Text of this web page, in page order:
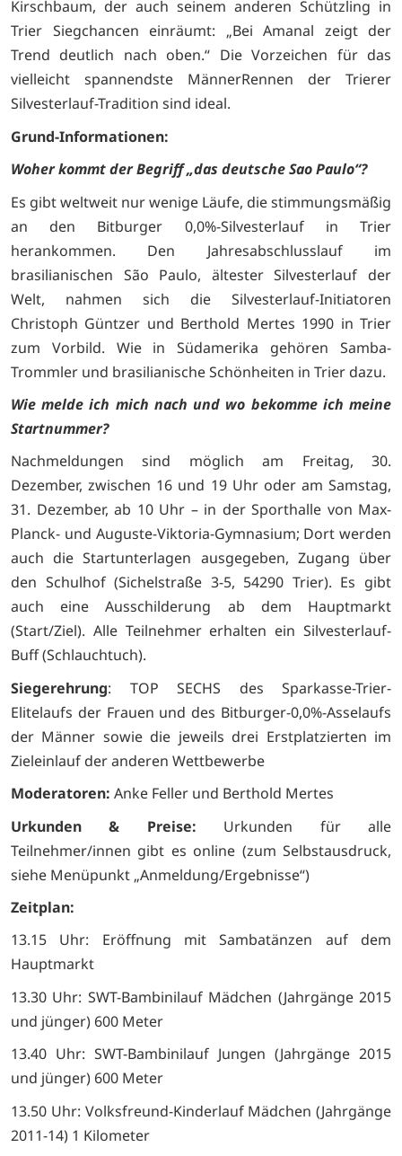
Kirschbaum, der auch seinem anderen Schützling in
Trier Siegchancen einräumt: „Bei Amanal zeigt der
Trend deutlich nach oben.“ Die Vorzeichen für das
vielleicht spannendste MännerRennen der Trierer
Silvesterlauf-Tradition sind ideal.
Grund-Informationen:
Woher kommt der Begriff „das deutsche Sao Paulo“?
Es gibt weltweit nur wenige Läufe, die stimmungsmäßig
an den Bitburger 0,0%-Silvesterlauf in Trier
herankommen. Den Jahresabschlusslauf im
brasilianischen São Paulo, ältester Silvesterlauf der
Welt, nahmen sich die Silvesterlauf-Initiatoren
Christoph Güntzer und Berthold Mertes 1990 in Trier
zum Vorbild. Wie in Südamerika gehören Samba-
Trommler und brasilianische Schönheiten in Trier dazu.
Wie melde ich mich nach und wo bekomme ich meine
Startnummer?
Nachmeldungen sind möglich am Freitag, 30.
Dezember, zwischen 16 und 19 Uhr oder am Samstag,
31. Dezember, ab 10 Uhr – in der Sporthalle von Max-
Planck- und Auguste-Viktoria-Gymnasium; Dort werden
auch die Startunterlagen ausgegeben, Zugang über
den Schulhof (Sichelstraße 3-5, 54290 Trier). Es gibt
auch eine Ausschilderung ab dem Hauptmarkt
(Start/Ziel). Alle Teilnehmer erhalten ein Silvesterlauf-
Buff (Schlauchtuch).
Siegerehrung: TOP SECHS des Sparkasse-Trier-
Elitelaufs der Frauen und des Bitburger-0,0%-Asselaufs
der Männer sowie die jeweils drei Erstplatzierten im
Zieleinlauf der anderen Wettbewerbe
Moderatoren: Anke Feller und Berthold Mertes
Urkunden & Preise: Urkunden für alle
Teilnehmer/innen gibt es online (zum Selbstausdruck,
siehe Menüpunkt „Anmeldung/Ergebnisse“)
Zeitplan:
13.15 Uhr: Eröffnung mit Sambatänzen auf dem
Hauptmarkt
13.30 Uhr: SWT-Bambinilauf Mädchen (Jahrgänge 2015
und jünger) 600 Meter
13.40 Uhr: SWT-Bambinilauf Jungen (Jahrgänge 2015
und jünger) 600 Meter
13.50 Uhr: Volksfreund-Kinderlauf Mädchen (Jahrgänge
2011-14) 1 Kilometer